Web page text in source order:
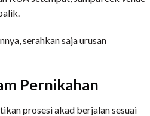
serahkan saja urusan
Pernikahan
prosesi akad berjalan sesuai